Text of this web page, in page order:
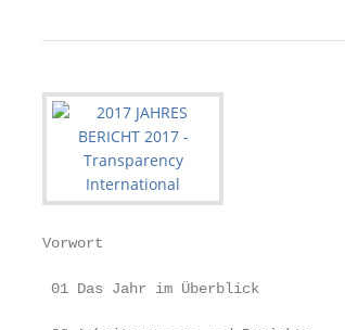
Vorwort
01 Das Jahr im